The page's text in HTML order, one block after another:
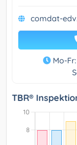
comdat-
Mo-Fr:
TBR®